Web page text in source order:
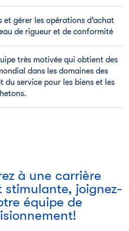
et gérer les opérations d’achat
de rigueur et de conformité
très motivée qui obtient des
dans les domaines des
du service pour les biens et les
à une carrière
stimulante, joignez-
équipe de